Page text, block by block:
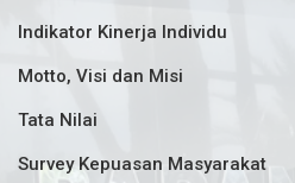
Indikator Kinerja Individu
Motto, Visi dan Misi
Tata Nilai
Survey Kepuasan Masyarakat